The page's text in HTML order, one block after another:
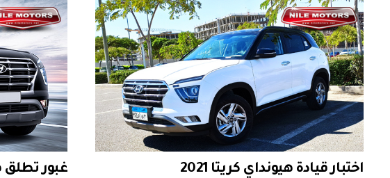
اختبار قيادة هيونداي كريتا 2021